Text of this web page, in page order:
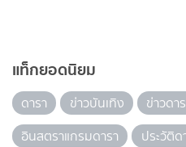
แท็กยอดนิยม
ดารา ข่าวบันเทิง ข่าวดา
อินสตราแกรมดารา
ประวัติด